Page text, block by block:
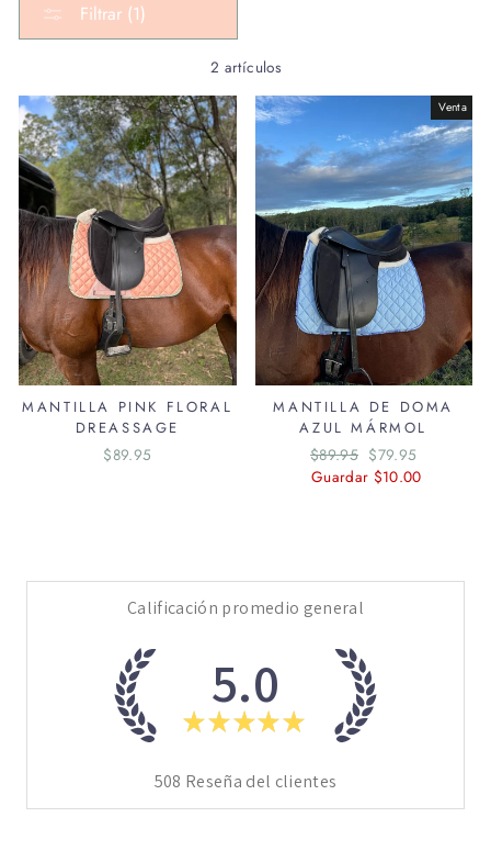
Filtrar (1)
2 artículos
MANTILLA PINK FLORAL
DREASSAGE
$89.95
Venta
MANTILLA DE DOMA
AZUL MÁRMOL
Precio
habitual
$89.95 Precio
de
$79.95
Guardar $10.00
Calificación promedio general
5.0
★ ★ ★ ★ ★
508 Reseña del clientes